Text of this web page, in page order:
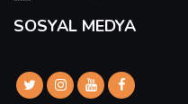
SOSYAL MEDYA